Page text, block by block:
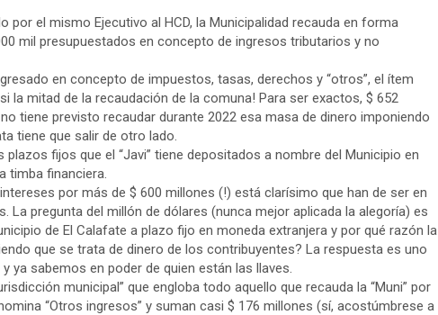
por el mismo Ejecutivo al HCD, la Municipalidad recauda en forma
mil presupuestados en concepto de ingresos tributarios y no
en concepto de impuestos, tasas, derechos y “otros”, el ítem
la mitad de la recaudación de la comuna! Para ser exactos, $ 652
tiene previsto recaudar durante 2022 esa masa de dinero imponiendo
tiene que salir de otro lado.
fijos que el “Javi” tiene depositados a nombre del Municipio en
timba financiera.
por más de $ 600 millones (!) está clarísimo que han de ser en
La pregunta del millón de dólares (nunca mejor aplicada la alegoría) es
de El Calafate a plazo fijo en moneda extranjera y por qué razón la
que se trata de dinero de los contribuyentes? La respuesta es uno
ya sabemos en poder de quien están las llaves.
municipal” que engloba todo aquello que recauda la “Muni” por
“Otros ingresos” y suman casi $ 176 millones (sí, acostúmbrese a